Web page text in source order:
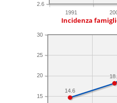
1991
2.6
Incidenza
15
20
25
30
14.6